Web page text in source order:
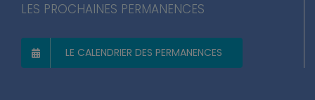
LES PROCHAINES PERMANENCES
LE CALENDRIER DES PERMANENCES